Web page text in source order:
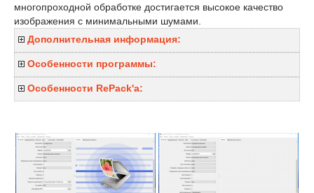
многопроходной обработке достигается высокое качество
изображения с минимальными шумами.
Дополнительная информация:
Особенности программы:
Особенности RePack'a: